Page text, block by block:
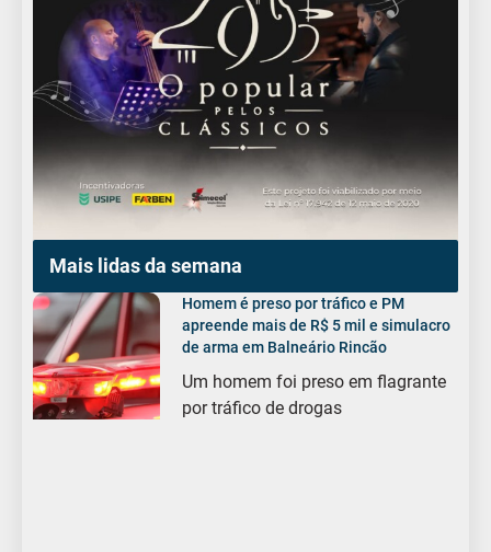
Mais lidas da semana
Homem é preso por tráfico e PM
apreende mais de R$ 5 mil e simulacro
de arma em Balneário Rincão
Um homem foi preso em flagrante
por tráfico de drogas